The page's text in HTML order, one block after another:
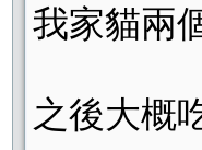
我家貓兩
之後大概